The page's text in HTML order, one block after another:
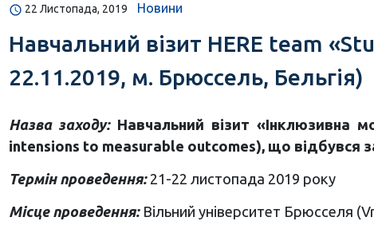
22 Листопада, 2019 Новини
Навчальний візит HERE team
22.11.2019, м. Брюссель, Бельгія)
Назва заходу: Навчальний візит «Інклюзивна
intensions to measurable outcomes), що відбувся
Термін проведення: 21-22 листопада 2019 року
Місце проведення: Вільний університет Брюсселя